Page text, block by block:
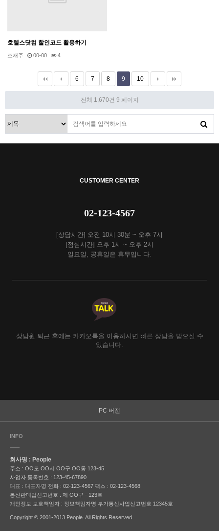
호텔스닷컴 할인코드 활용하기
조재주 00-00 4
6 7 8 9 10
전체 1,670건 9 페이지
CUSTOMER CENTER
02-123-4567
[상담시간] 오전 10시 30분 ~ 오후 7시
[점심시간] 오후 1시 ~ 오후 2시
일요일, 공휴일은 휴무입니다.
상담원 퇴근 후에는 카카오톡을 이용하시면 빠른 상담을 받으실 수
있습니다.
PC 버전
INFO
회사명 : People
주소 : OO도 OO시 OO구 OO동 123-45
사업자 등록번호 : 123-45-67890
대표 : 대표자명 전화 : 02-123-4567 팩스 : 02-123-4568
통신판매업신고번호 : 제 OO구 - 123호
개인정보 보호책임자 : 정보책임자명 부가통신사업신고번호 12345호
Copyright © 2001-2013 People. All Rights Reserved.